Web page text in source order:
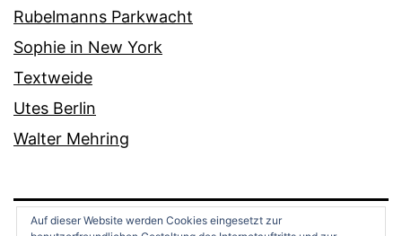
Rubelmanns Parkwacht
Sophie in New York
Textweide
Utes Berlin
Walter Mehring
Auf dieser Website werden Cookies eingesetzt zur